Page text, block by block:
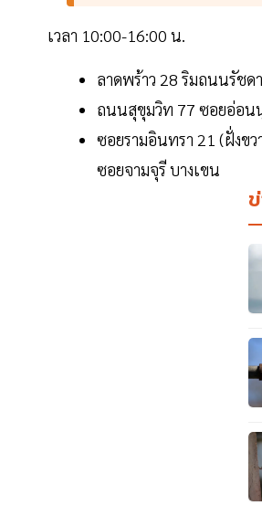
เวลา 10:00-16:00 น.
ลาดพร้าว 28 ริมถนนรัช
ถนนสุขุมวิท 77 ซอยอ่อน
ซอยรามอินทรา 21 (ฝั่งข
ซอยจามจุรี บางเขน